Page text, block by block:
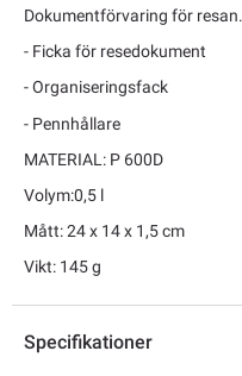
Dokumentförvaring för resan.
- Ficka för resedokument
- Organiseringsfack
- Pennhållare
MATERIAL: P 600D
Volym:0,5 l
Mått: 24 x 14 x 1,5 cm
Vikt: 145 g
Specifikationer